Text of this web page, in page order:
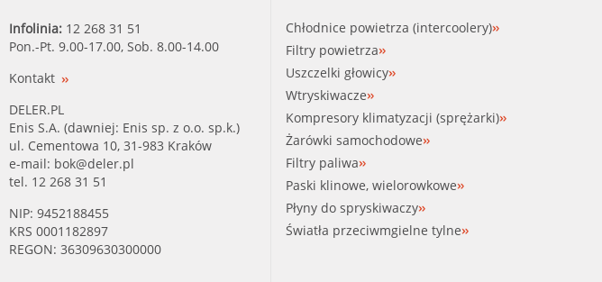
IMPERGOM (44114)
JPG (1414700600)
KLOKKERH (00613002)
MAXGEAR (77-0022)
MEYLE (314 223 0001)
Infolinia: 12 268 31 51
Pon.-Pt. 9.00-17.00, Sob. 8.00-14.00
Kontakt
DELER.PL
Enis S.A. (dawniej: Enis sp. z o.o. sp.k.)
ul. Cementowa 10, 31-983 Kraków
e-mail: bok@deler.pl
tel. 12 268 31 51
NIP: 9452188455
KRS 0001182897
REGON: 36309630300000
Chłodnice powietrza (intercoolery)
Filtry powietrza
Uszczelki głowicy
Wtryskiwacze
Kompresory klimatyzacji (sprężarki)
Żarówki samochodowe
Filtry paliwa
Paski klinowe, wielorowkowe
Płyny do spryskiwaczy
Światła przeciwmgielne tylne